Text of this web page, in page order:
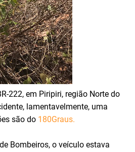
222, em Piripiri, região Norte do
lamentavelmente, uma
são do 180Graus.
Bombeiros, o veículo estava